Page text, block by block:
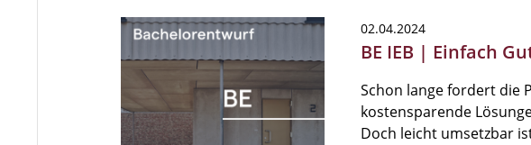
02.04.2024
BE IEB | Einfach
Schon lange fordert die
kostensparende
Doch leicht umsetzbar